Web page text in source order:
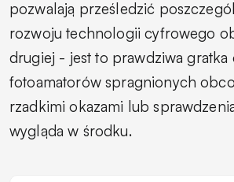
pozwalają prześledzić
rozwoju technologii cyfrowego
drugiej - jest to prawdziwa gratka
fotoamatorów spragnionych
rzadkimi okazami lub
wygląda w środku.